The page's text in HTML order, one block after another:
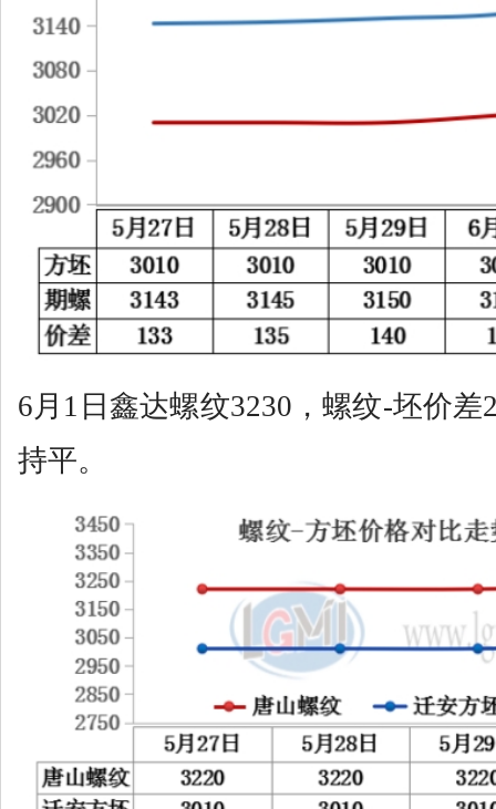
6月1日鑫达螺纹3230，螺纹-坯价差
持平。